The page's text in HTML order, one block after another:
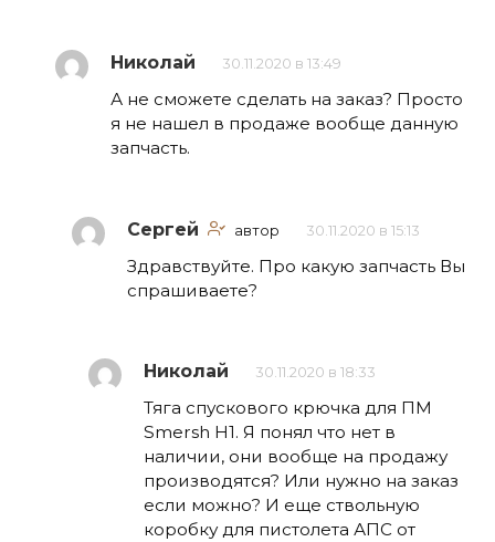
Николай 30.11.2020 в 13:49
А не сможете сделать на заказ? Просто
я не нашел в продаже вообще данную
запчасть.
Сергей автор 30.11.2020 в 15:13
Здравствуйте. Про какую запчасть Вы
спрашиваете?
Николай 30.11.2020 в 18:33
Тяга спускового крючка для ПМ
Smersh H1. Я понял что нет в
наличии, они вообще на продажу
производятся? Или нужно на заказ
если можно? И еще ствольную
коробку для пистолета АПС от